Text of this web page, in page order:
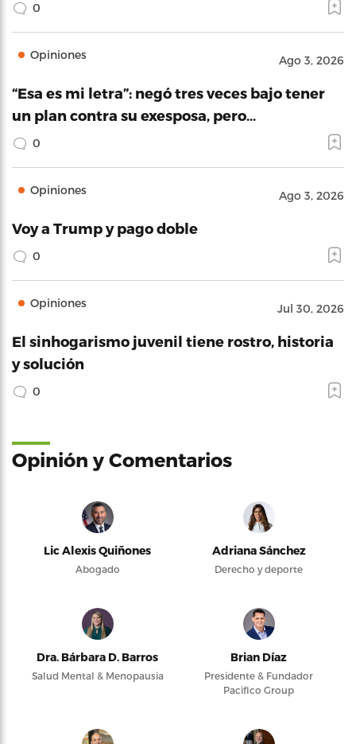
0
Opiniones Ago 3, 2026
“Esa es mi letra”: negó tres veces bajo tener
un plan contra su exesposa, pero…
0
Opiniones Ago 3, 2026
Voy a Trump y pago doble
0
Opiniones Jul 30, 2026
El sinhogarismo juvenil tiene rostro, historia
y solución
0
Opinión y Comentarios
Lic Alexis Quiñones
Abogado
Adriana Sánchez
Derecho y deporte
Dra. Bárbara D. Barros
Salud Mental & Menopausia
Brian Díaz
Presidente & Fundador
Pacifico Group